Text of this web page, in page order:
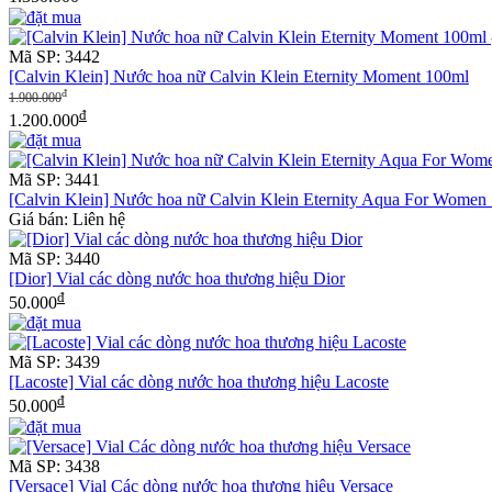
Mã SP: 3442
[Calvin Klein] Nước hoa nữ Calvin Klein Eternity Moment 100ml
1.900.000đ
1.200.000đ
Mã SP: 3441
[Calvin Klein] Nước hoa nữ Calvin Klein Eternity Aqua For Women
Giá bán: Liên hệ
Mã SP: 3440
[Dior] Vial các dòng nước hoa thương hiệu Dior
50.000đ
Mã SP: 3439
[Lacoste] Vial các dòng nước hoa thương hiệu Lacoste
50.000đ
Mã SP: 3438
[Versace] Vial Các dòng nước hoa thương hiệu Versace